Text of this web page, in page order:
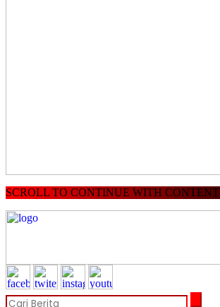
SCROLL TO CONTINUE WITH CONTENT